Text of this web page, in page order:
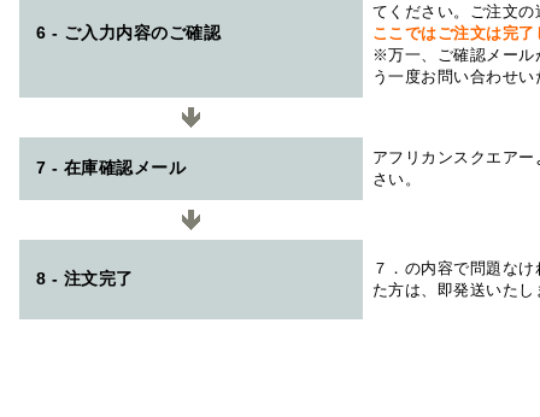
6 - ご入力内容のご確認
てください。ご注文
ここではご注文は完
※万一、ご確認メール
う一度お問い合わせ
7 - 在庫確認メール
アフリカンスクエアー
さい。
8 - 注文完了
７．の内容で問題な
た方は、即発送いたし